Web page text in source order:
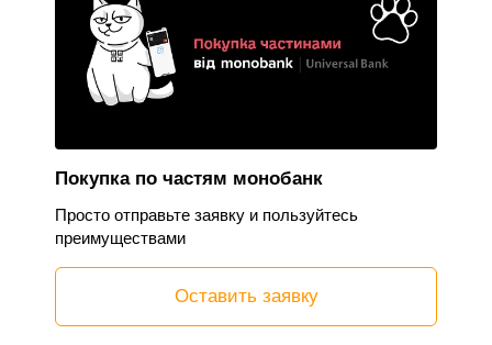
Покупка по частям монобанк
Просто отправьте заявку и пользуйтесь
преимуществами
Оставить заявку